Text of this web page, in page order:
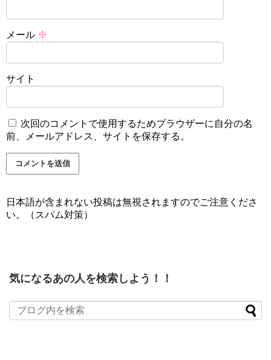
メール ※
サイト
次回のコメントで使用するためブラウザーに自分の名
前、メールアドレス、サイトを保存する。
日本語が含まれない投稿は無視されますのでご注意くださ
い。（スパム対策）
気になるあの人を検索しよう！！